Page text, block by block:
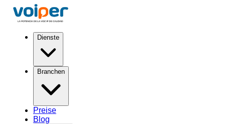
Dienste
Branchen
Preise
Blog